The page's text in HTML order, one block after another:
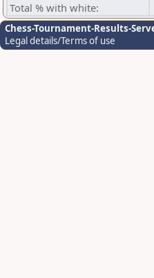
Total % with white:
Chess-Tournament-Results-
Legal details/Terms of use